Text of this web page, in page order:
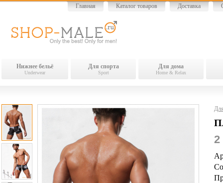
Главная Каталог товаров Доставка
Нижнее бельё
Underwear
Для спорта
Sport
Для дома
Home & Relax
2